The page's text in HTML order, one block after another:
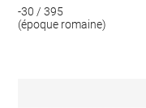
-30 / 395
(époque romaine)